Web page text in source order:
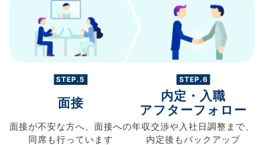
STEP.5
面接
面接が不安な方へ、 面接への
同席も行っています
STEP.6
内定・入職
アフターフォロー
年収交渉や入社日調整まで、
内定後もバックアップ